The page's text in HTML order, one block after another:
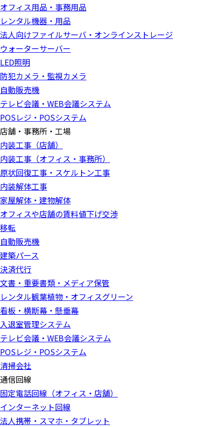
オフィス用品・事務用品
レンタル機器・用品
法人向けファイルサーバ・オンラインストレージ
ウォーターサーバー
LED照明
防犯カメラ・監視カメラ
自動販売機
テレビ会議・WEB会議システム
POSレジ・POSシステム
店舗・事務所・工場
内装工事（店舗）
内装工事（オフィス・事務所）
原状回復工事・スケルトン工事
内装解体工事
家屋解体・建物解体
オフィスや店舗の賃料値下げ交渉
移転
自動販売機
建築パース
決済代行
文書・重要書類・メディア保管
レンタル観葉植物・オフィスグリーン
看板・横断幕・懸垂幕
入退室管理システム
テレビ会議・WEB会議システム
POSレジ・POSシステム
清掃会社
通信回線
固定電話回線（オフィス・店舗）
インターネット回線
法人携帯・スマホ・タブレット